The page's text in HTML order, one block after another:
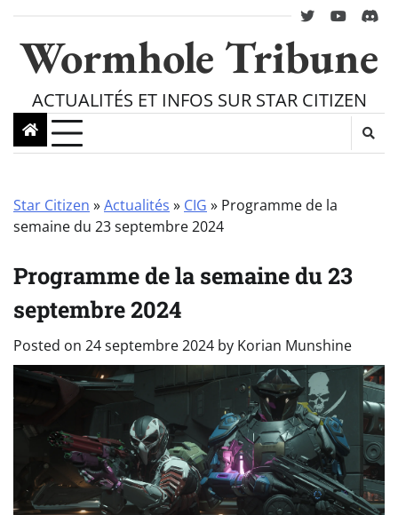
content
twitteryoutube
Wormhole Tribune
ACTUALITÉS ET INFOS SUR STAR CITIZEN
Star Citizen »Actualités » CIG » Programme de la
semaine du 23 septembre 2024
Programme de la semaine du 23
septembre 2024
Posted on 24 septembre 2024 by Korian Munshine